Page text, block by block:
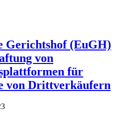
Gerichtshof (EuGH)
von
für
von Drittverkäufern